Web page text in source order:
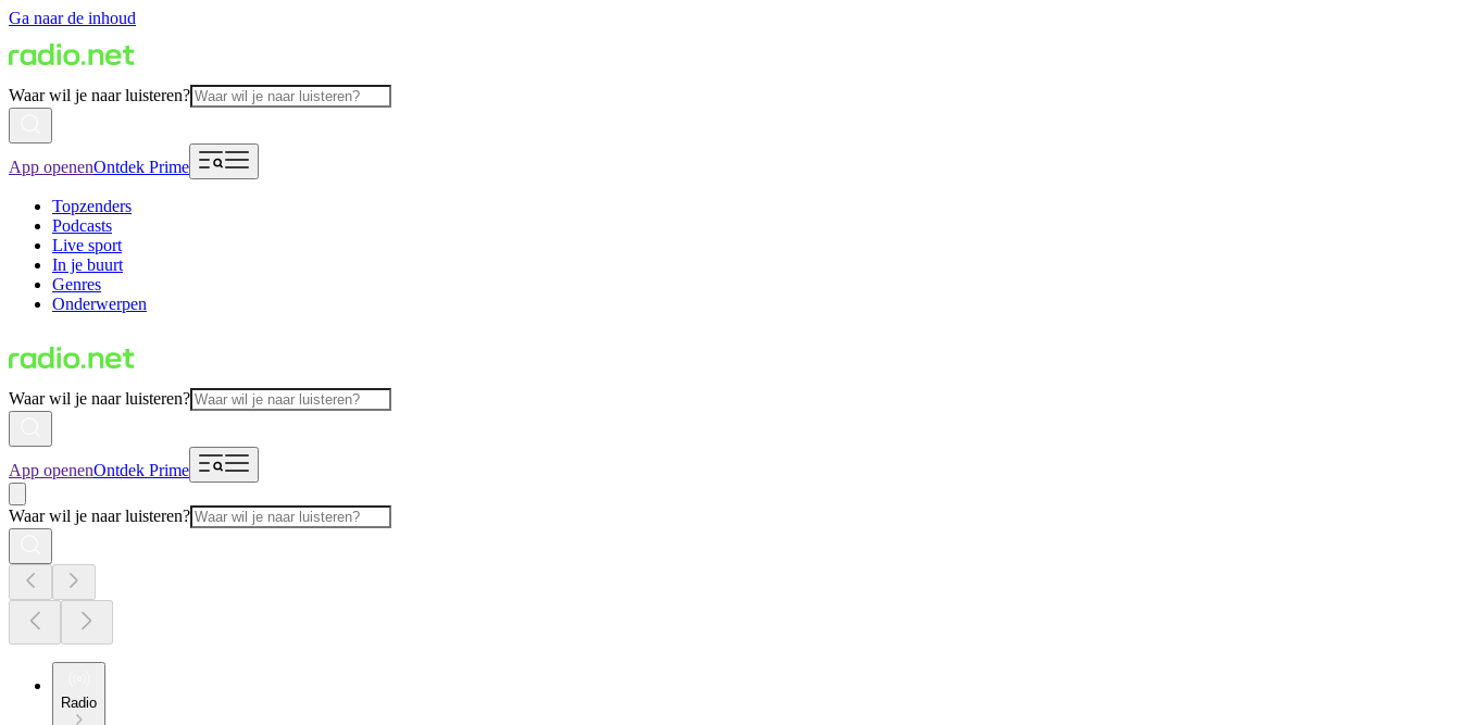
Ga naar de inhoud
Waar wil je naar luisteren?
App openenOntdek Prime
Topzenders
Podcasts
Live sport
In je buurt
Genres
Onderwerpen
Waar wil je naar luisteren?
App openenOntdek Prime
Waar wil je naar luisteren?
Radio